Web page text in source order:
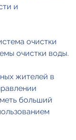
и
очистки
очистки воды.
жителей в
больший